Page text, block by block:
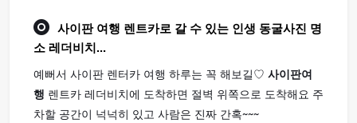
사이판 여행 렌트카로 갈 수 있는 인생 동굴사진 명
소 레더비치...
예뻐서 사이판 렌터카 여행 하루는 꼭 해보길♡ 사이판여
행 렌트카 레더비치에 도착하면 절벽 위쪽으로 도착해요 주
차할 공간이 넉넉히 있고 사람은 진짜 간혹~~~